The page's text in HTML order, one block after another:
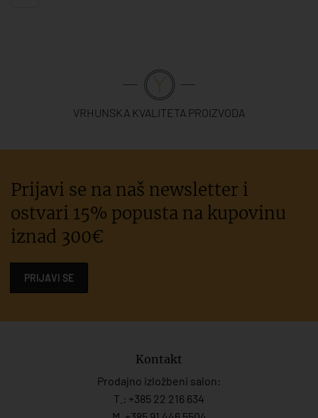
VRHUNSKA KVALITETA PROIZVODA
Prijavi se na naš newsletter i
ostvari 15% popusta na kupovinu
iznad 300€
PRIJAVI SE
Kontakt
Prodajno izložbeni salon:
T.: +385 22 216 634